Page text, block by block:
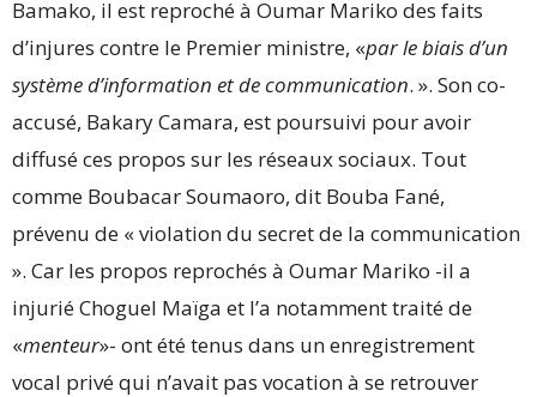
Bamako, il est reproché à Oumar Mariko des faits
d’injures contre le Premier ministre, «par le biais d’un
système d’information et de communication. ». Son co-
accusé, Bakary Camara, est poursuivi pour avoir
diffusé ces propos sur les réseaux sociaux. Tout
comme Boubacar Soumaoro, dit Bouba Fané,
prévenu de « violation du secret de la communication
». Car les propos reprochés à Oumar Mariko -il a
injurié Choguel Maïga et l’a notamment traité de
«menteur»- ont été tenus dans un enregistrement
vocal privé qui n’avait pas vocation à se retrouver